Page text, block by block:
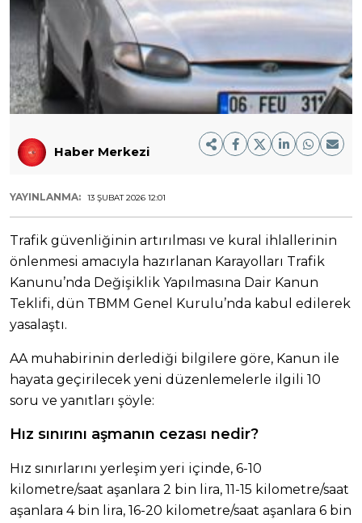
Haber Merkezi
YAYINLANMA: 13 ŞUBAT 2026 12:01
Trafik güvenliğinin artırılması ve kural ihlallerinin
önlenmesi amacıyla hazırlanan Karayolları Trafik
Kanunu’nda Değişiklik Yapılmasına Dair Kanun
Teklifi, dün TBMM Genel Kurulu’nda kabul edilerek
yasalaştı.
AA muhabirinin derlediği bilgilere göre, Kanun ile
hayata geçirilecek yeni düzenlemelerle ilgili 10
soru ve yanıtları şöyle:
Hız sınırını aşmanın cezası nedir?
Hız sınırlarını yerleşim yeri içinde, 6-10
kilometre/saat aşanlara 2 bin lira, 11-15 kilometre/saat
aşanlara 4 bin lira, 16-20 kilometre/saat aşanlara 6 bin